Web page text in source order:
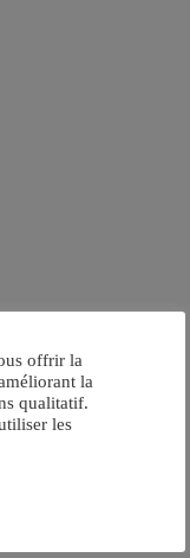
offrir la
la
qualitatif.
les